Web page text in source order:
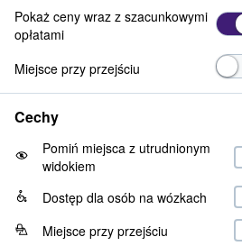
Pokaż ceny wraz z szacunkowymi
opłatami
Miejsce przy przejściu
Cechy
Pomiń miejsca z utrudnionym
widokiem
Dostęp dla osób na wózkach
Miejsce przy przejściu